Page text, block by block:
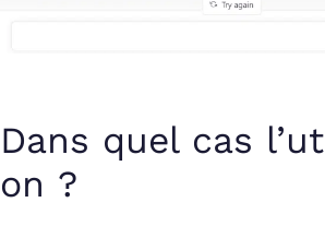
Dans quel cas
on ?